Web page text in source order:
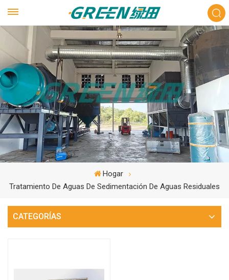
Hogar
Tratamiento De Aguas De Sedimentación De Aguas Residuales
CATEGORÍAS